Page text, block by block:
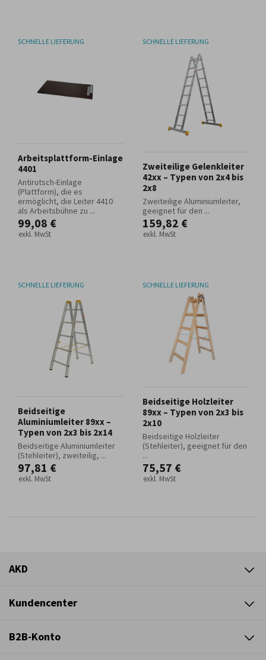
SCHNELLE LIEFERUNG
Arbeitsplattform-Einlage
4401
Antirutsch-Einlage
(Plattform), die es
ermöglicht, die Leiter 4410
als Arbeitsbühne zu ...
99,08 €
exkl. MwSt
SCHNELLE LIEFERUNG
Zweiteilige Gelenkleiter
42xx – Typen von 2x4 bis
2x8
Zweiteilige Aluminiumleiter,
geeignet für den ...
159,82 €
exkl. MwSt
SCHNELLE LIEFERUNG
Beidseitige
Aluminiumleiter 89xx –
Typen von 2x3 bis 2x14
Beidseitige Aluminiumleiter
(Stehleiter), zweiteilig, ...
97,81 €
exkl. MwSt
SCHNELLE LIEFERUNG
Beidseitige Holzleiter
89xx – Typen von 2x3 bis
2x10
Beidseitige Holzleiter
(Stehleiter), geeignet für den
...
75,57 €
exkl. MwSt
AKD
Kundencenter
B2B-Konto